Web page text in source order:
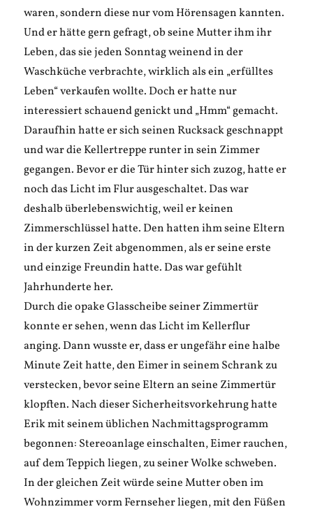
waren, sondern diese nur vom Hörensagen kannten.
Und er hätte gern gefragt, ob seine Mutter ihm ihr
Leben, das sie jeden Sonntag weinend in der
Waschküche verbrachte, wirklich als ein „erfülltes
Leben“ verkaufen wollte. Doch er hatte nur
interessiert schauend genickt und „Hmm“ gemacht.
Daraufhin hatte er sich seinen Rucksack geschnappt
und war die Kellertreppe runter in sein Zimmer
gegangen. Bevor er die Tür hinter sich zuzog, hatte er
noch das Licht im Flur ausgeschaltet. Das war
deshalb überlebenswichtig, weil er keinen
Zimmerschlüssel hatte. Den hatten ihm seine Eltern
in der kurzen Zeit abgenommen, als er seine erste
und einzige Freundin hatte. Das war gefühlt
Jahrhunderte her.
Durch die opake Glasscheibe seiner Zimmertür
konnte er sehen, wenn das Licht im Kellerflur
anging. Dann wusste er, dass er ungefähr eine halbe
Minute Zeit hatte, den Eimer in seinem Schrank zu
verstecken, bevor seine Eltern an seine Zimmertür
klopften. Nach dieser Sicherheitsvorkehrung hatte
Erik mit seinem üblichen Nachmittagsprogramm
begonnen: Stereoanlage einschalten, Eimer rauchen,
auf dem Teppich liegen, zu seiner Wolke schweben.
In der gleichen Zeit würde seine Mutter oben im
Wohnzimmer vorm Fernseher liegen, mit den Füßen